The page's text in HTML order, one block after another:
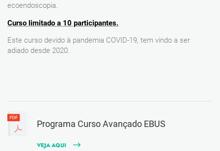
ecoendoscopia.
Curso limitado a 10 participantes.
Este curso devido à pandemia COVID-19, tem vindo a ser
adiado desde 2020.
Programa Curso Avançado EBUS
VEJA AQUI